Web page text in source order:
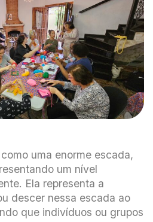
uma enorme escada,
um nível
Ela representa a
descer nessa escada ao
que indivíduos ou grupos